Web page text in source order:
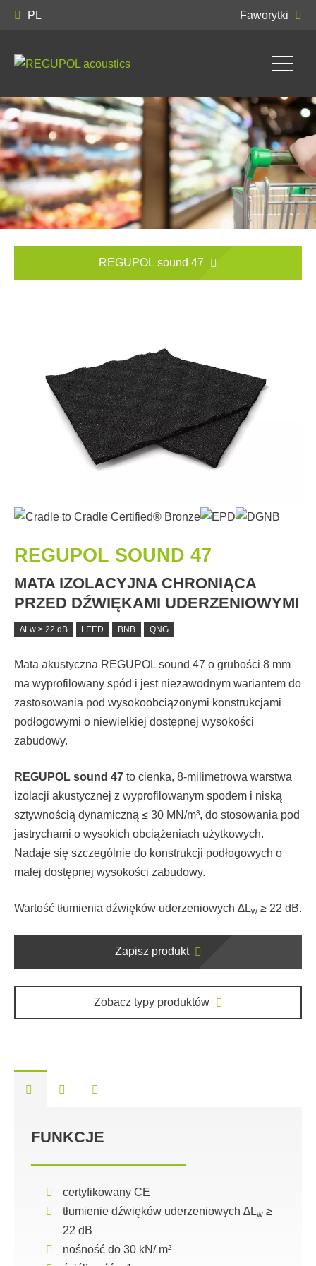
PL Faworytki
REGUPOL sound 47
REGUPOL SOUND 47
MATA IZOLACYJNA CHRONIĄCA
PRZED DŹWIĘKAMI UDERZENIOWYMI
∆Lw ≥ 22 dB LEED BNB QNG
Mata akustyczna REGUPOL sound 47 o grubości 8 mm
ma wyprofilowany spód i jest niezawodnym wariantem do
zastosowania pod wysokoobciążonymi konstrukcjami
podłogowymi o niewielkiej dostępnej wysokości
zabudowy.
REGUPOL sound 47 to cienka, 8-milimetrowa warstwa
izolacji akustycznej z wyprofilowanym spodem i niską
sztywnością dynamiczną ≤ 30 MN/m³, do stosowania pod
jastrychami o wysokich obciążeniach użytkowych.
Nadaje się szczególnie do konstrukcji podłogowych o
małej dostępnej wysokości zabudowy.
Wartość tłumienia dźwięków uderzeniowych ∆Lw ≥ 22 dB.
Zapisz produkt
Zobacz typy produktów
FUNKCJE
certyfikowany CE
tłumienie dźwięków uderzeniowych ∆Lw ≥
22 dB
nośność do 30 kN/ m²